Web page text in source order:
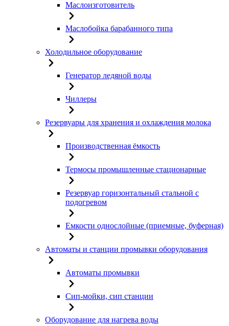
Маслоизготовитель
Маслобойка барабанного типа
Холодильное оборудование
Генератор ледяной воды
Чиллеры
Резервуары для хранения и охлаждения молока
Производственная ёмкость
Термосы промышленные стационарные
Резервуар горизонтальный стальной с
подогревом
Емкости однослойные (приемные, буферная)
Автоматы и станции промывки оборудования
Автоматы промывки
Сип-мойки, сип станции
Оборудование для нагрева воды